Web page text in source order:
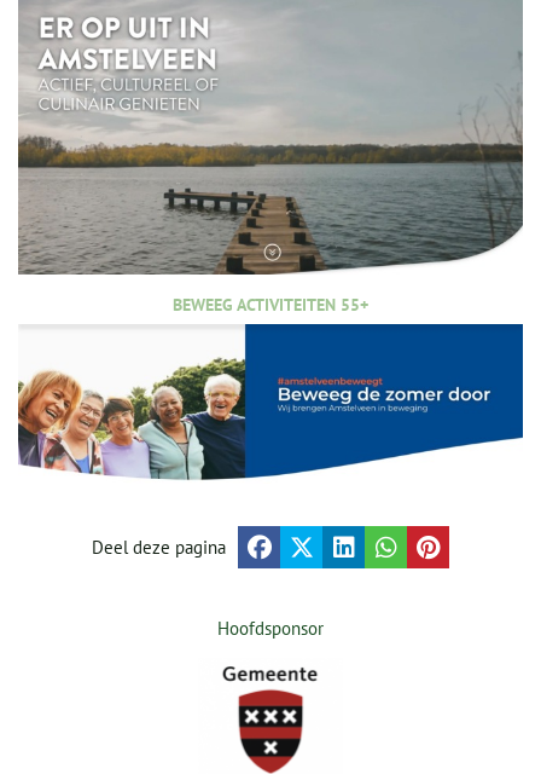
BEWEEG ACTIVITEITEN 55+
Deel deze pagina
Hoofdsponsor